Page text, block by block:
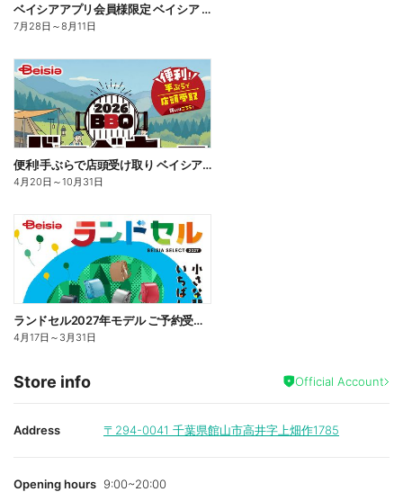
ベイシアアプリ会員様限定 ベイシア ジャンボ ポイント抽選キャンペーン
7月28日 ～8月11日
便利!手ぶらで店頭受け取り ベイシアBBQカタログ ご予約受付中!
4月20日 ～10月31日
ランドセル2027年モデル ご予約受付中!
4月17日 ～ 3月31日
Store info Official Account
Address 〒294-0041 千葉県館山市高井字上畑作1785
Opening hours 9:00~20:00